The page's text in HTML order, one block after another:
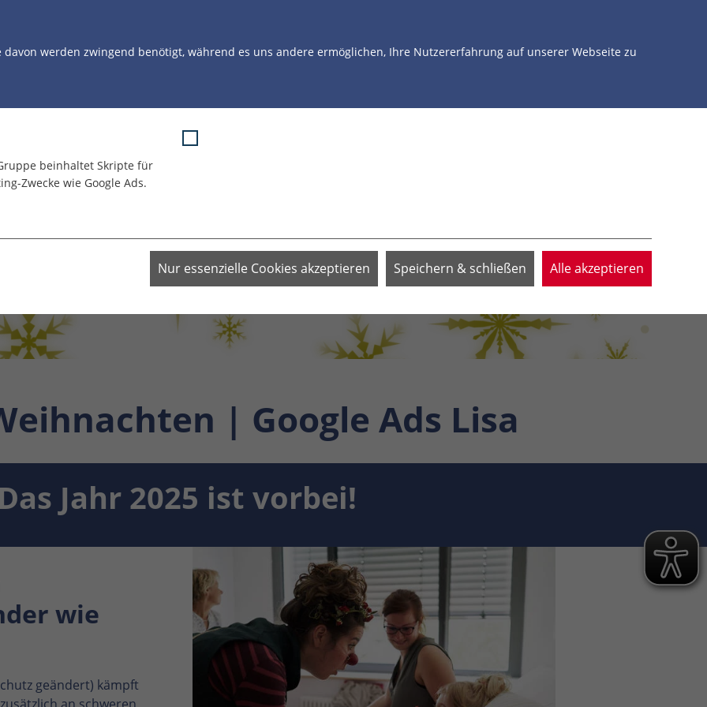
JETZT SPENDEN
| Google Ads Lisa
Das Jahr 2025 ist vorbei!
wie
geändert) kämpft
werden zwingend benötigt, während es uns andere ermöglichen, Ihre Nutzererfahrung auf unserer Webseite zu
beinhaltet Skripte für
Zwecke wie Google Ads.
Nur essenzielle Cookies akzeptieren Speichern & schließen Alle akzeptieren